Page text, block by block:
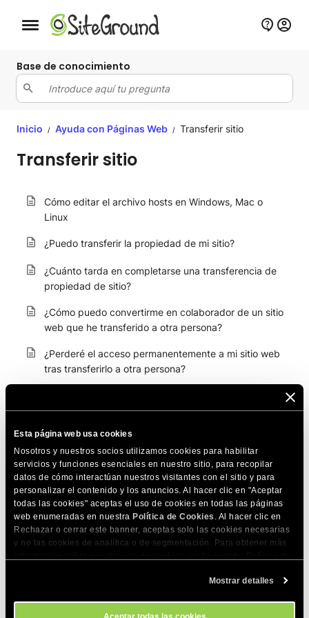
Esta página web usa cookies
Nosotros y nuestros socios utilizamos cookies para habilitar
servicios y funciones esenciales en nuestro sitio, para recopilar
datos de cómo interactúan nuestros visitantes con el sitio y para
personalizar el contenido y los anuncios. Al hacer clic en "Aceptar
todas las cookies" aceptas el uso de cookies en todas las páginas
web enumeradas en nuestra Política de Cookies . Al hacer clic en
Rechazar o cerrar este banner, aceptas solo las cookies necesarias
y no las cookies de analítica o de segmentación. Para obtener más
momento a través de la herramienta Configuración de Cookies de
Mostrar detalles
Botón de navegación móvil
Base de conocimiento
Inicio / Ayuda con Páginas Web / Transferir sitio
Transferir sitio
Cómo editar el archivo hosts en Windows, Mac o
Linux
¿Puedo transferir la propiedad de mi sitio?
¿Cuánto tarda en completarse una transferencia de
propiedad de sitio?
¿Cómo puedo convertirme en colaborador de un sitio
web que he transferido a otra persona?
¿Perderé el acceso permanentemente a mi sitio web
tras transferirlo a otra persona?
titularidad?
¿Qué pasa si el nuevo dueño no acepta la página
web?
¿Cómo transferir mi sitio web desde Aruba?
Cómo transferir manualmente un sitio web
¿Cómo transferir mi CS-Cart de un proveedor a otro?
¿Cómo migrar mi instalación Joomla! 3.x local a una
instalación Joomla! 3.x en mi cuenta de hosting?
¿Por qué mis archivos contienen caracteres extraños